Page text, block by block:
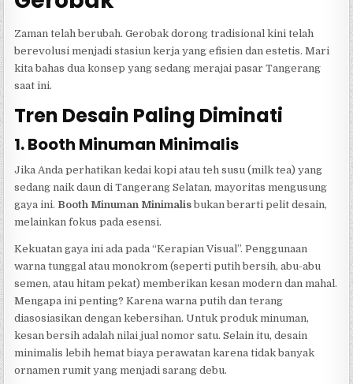
Zaman telah berubah. Gerobak dorong tradisional kini telah
berevolusi menjadi stasiun kerja yang efisien dan estetis. Mari
kita bahas dua konsep yang sedang merajai pasar Tangerang
saat ini.
Tren Desain Paling Diminati
1. Booth Minuman Minimalis
Jika Anda perhatikan kedai kopi atau teh susu (milk tea) yang
sedang naik daun di Tangerang Selatan, mayoritas mengusung
gaya ini. Booth Minuman Minimalisbukan berarti pelit desain,
melainkan fokus pada esensi.
Kekuatan gaya ini ada pada “Kerapian Visual”. Penggunaan
warna tunggal atau monokrom (seperti putih bersih, abu-abu
semen, atau hitam pekat) memberikan kesan modern dan mahal.
Mengapa ini penting? Karena warna putih dan terang
diasosiasikan dengan kebersihan. Untuk produk minuman,
kesan bersih adalah nilai jual nomor satu. Selain itu, desain
minimalis lebih hemat biaya perawatan karena tidak banyak
ornamen rumit yang menjadi sarang debu.